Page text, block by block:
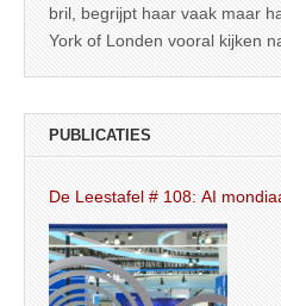
bril, begrijpt haar vaak maar
York of Londen vooral kijken
PUBLICATIES
De Leestafel #